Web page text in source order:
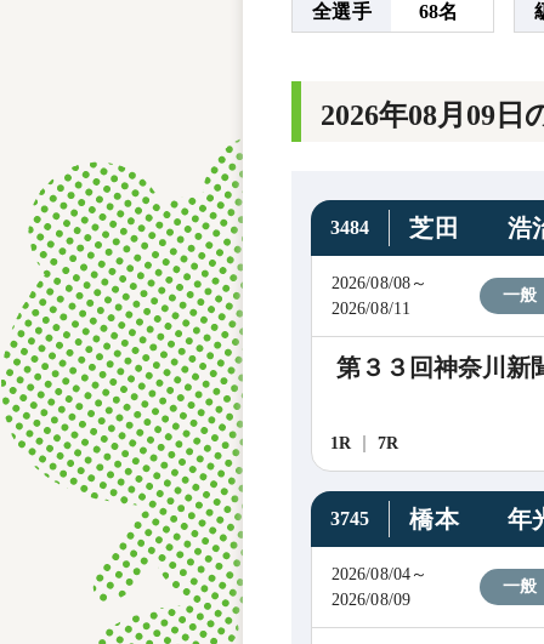
全選手 68名
2026年08月09日
3484 芝田 浩
2026/08/08～
2026/08/11
一般
第３３回神奈川新
1R 7R
3745 橋本 年
2026/08/04～
2026/08/09
一般